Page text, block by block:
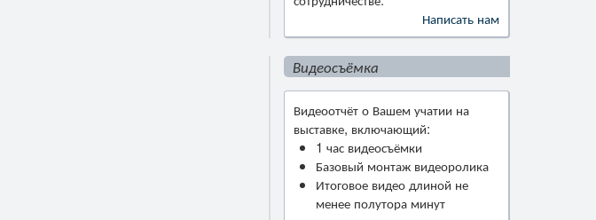
Написать нам
Видеосъёмка
Видеоотчёт о Вашем учатии на
выставке, включающий:
1 час видеосъёмки
Базовый монтаж видеоролика
Итоговое видео длиной не
менее полутора минут